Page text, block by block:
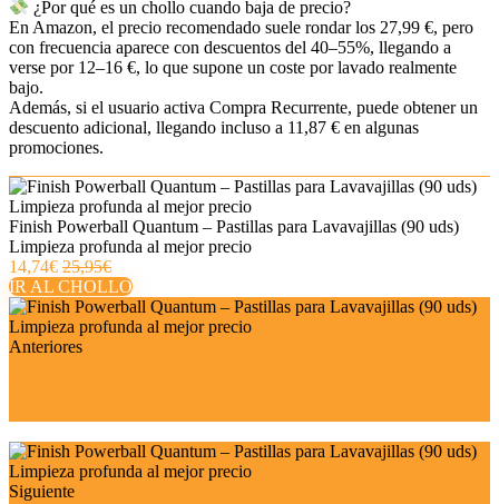
¿Por qué es un chollo cuando baja de precio?
En Amazon, el precio recomendado suele rondar los 27,99 €, pero
con frecuencia aparece con descuentos del 40–55%, llegando a
verse por 12–16 €, lo que supone un coste por lavado realmente
bajo.
Además, si el usuario activa Compra Recurrente, puede obtener un
descuento adicional, llegando incluso a 11,87 € en algunas
promociones.
Finish Powerball Quantum – Pastillas para Lavavajillas (90 uds)
Limpieza profunda al mejor precio
14,74€ 25,95€
IR AL CHOLLO
Anteriores
Siguiente